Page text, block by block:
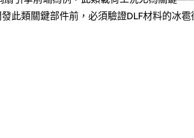
此類關鍵部件前，必須驗證DLF材料的冰雹